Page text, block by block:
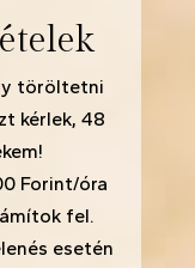
töröltetni
kérlek, 48
Forint/óra
fel.
esetén